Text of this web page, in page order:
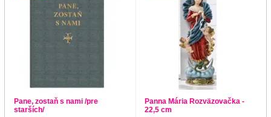
Pane, zostaň s nami /pre
starších/
Panna Mária Rozväzovačka -
22,5 cm